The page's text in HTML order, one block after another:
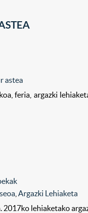
astea
feria, argazki
,Argazki Lehiaketa
lehiaketako